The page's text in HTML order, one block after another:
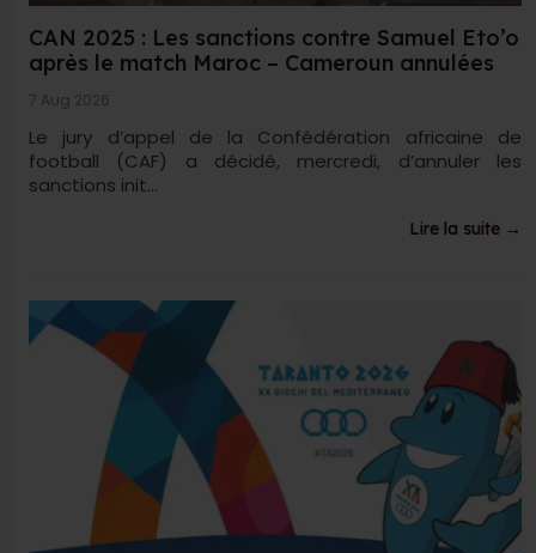
CAN 2025 : Les sanctions contre Samuel Eto’o
après le match Maroc – Cameroun annulées
7 Aug 2026
Le jury d’appel de la Confédération africaine de
football (CAF) a décidé, mercredi, d’annuler les
sanctions init...
Lire la suite →